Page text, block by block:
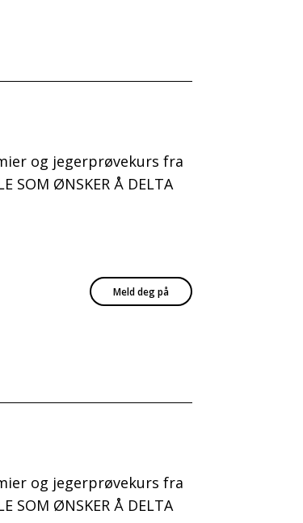
og jegerprøvekurs fra
ØNSKER Å DELTA
Meld deg på
og jegerprøvekurs fra
ØNSKER Å DELTA